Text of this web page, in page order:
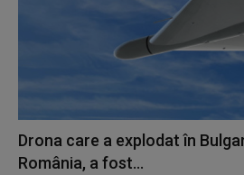
Drona care a explodat în
România, a fost...